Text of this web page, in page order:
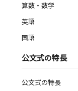
算数・数学
英語
国語
公文式の特長
公文式の特長